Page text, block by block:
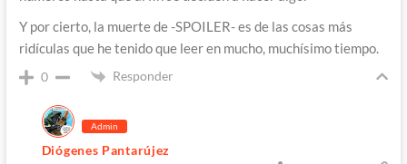
Y por cierto, la muerte de -SPOILER- es de las cosas más
ridículas que he tenido que leer en mucho, muchísimo tiempo.
0 Responder
Admin
Diógenes Pantarújez